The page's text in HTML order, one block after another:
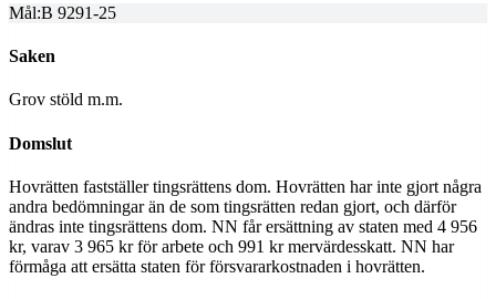
Mål:B 9291-25
Saken
Grov stöld m.m.
Domslut
Hovrätten fastställer tingsrättens dom. Hovrätten har inte gjort några
andra bedömningar än de som tingsrätten redan gjort, och därför
ändras inte tingsrättens dom. NN får ersättning av staten med 4 956
kr, varav 3 965 kr för arbete och 991 kr mervärdesskatt. NN har
förmåga att ersätta staten för försvararkostnaden i hovrätten.